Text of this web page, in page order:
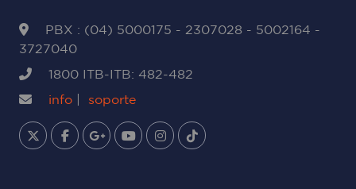
PBX : (04) 5000175 - 2307028 - 5002164 -
3727040
1800 ITB-ITB: 482-482
info
soporte